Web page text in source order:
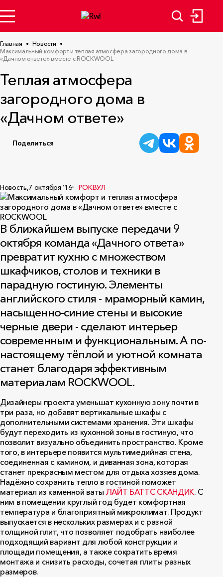
Главная
Новости
Максимальный комфорт и теплая атмосфера загородного дома в
«Дачном ответе» вместе с ROCKWOOL
Теплая атмосфера
загородного дома в
«Дачном ответе»
Поделиться
Новость,7 октября ‘16 РОКВУЛ
В ближайшем выпуске передачи 9
октября команда «Дачного ответа»
превратит кухню с множеством
шкафчиков, столов и техники в
парадную гостиную. Элементы
английского стиля - мраморный камин,
насыщенно-синие стены и высокие
черные двери - сделают интерьер
современным и функциональным. А по-
настоящему тёплой и уютной комната
станет благодаря эффективным
материалам ROCKWOOL.
Дизайнеры проекта уменьшат кухонную зону почти в
три раза, но добавят вертикальные шкафы с
дополнительными системами хранения. Эти шкафы
будут переходить из кухонной зоны в гостиную, что
позволит визуально объединить пространство. Кроме
того, в интерьере появится мультимедийная стена,
соединенная с камином, и диванная зона, которая
станет прекрасным местом для отдыха хозяев дома.
Надёжно сохранить тепло в гостиной поможет
материал из каменной ватыЛАЙТ БАТТС СКАНДИК. С
ним в помещении круглый год будет комфортная
температура и благоприятный микроклимат. Продукт
выпускается в нескольких размерах и с разной
толщиной плит, что позволяет подобрать наиболее
подходящий вариант для любой конструкции и
площади помещения, а также сократить время
монтажа и снизить расходы, сочетая плиты разных
размеров.